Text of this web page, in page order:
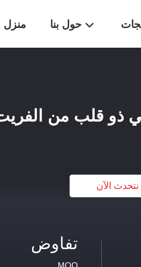
منزل حول بنا
نتحدث الآن
تفاوض